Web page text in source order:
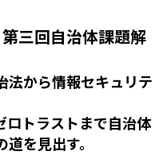
三回自治体課題解
法から情報セキュリテ
ロトラストまで自治体
を見出す。